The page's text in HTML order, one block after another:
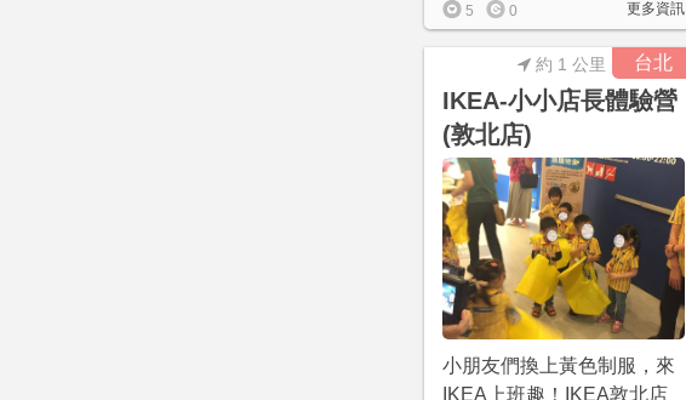
更多資訊
5 0
台北
IKEA-小小店長體驗營
(敦北店)
約 1 公里
小朋友們換上黃色制服，來
IKEA上班趣！IKEA敦北店